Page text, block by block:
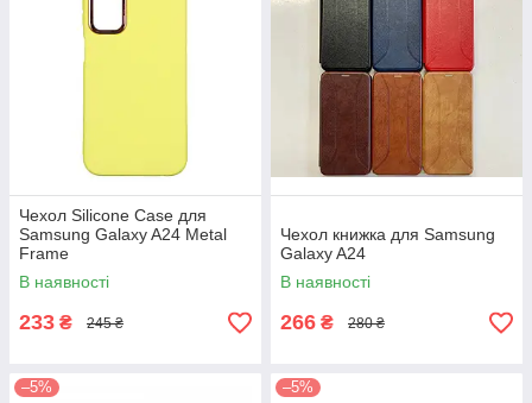
Чехол Silicone Case для
Samsung Galaxy A24 Metal
Frame
В наявності
233 ₴ 245 ₴
Чехол книжка для Samsung
Galaxy A24
В наявності
266 ₴ 280 ₴
–5% –5%